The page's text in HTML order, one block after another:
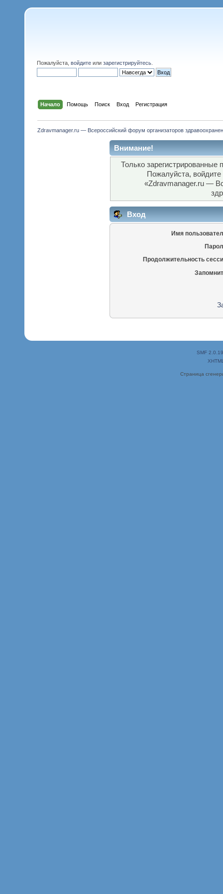
Пожалуйста, войдите или зарегистрируйтесь
Начало Помощь Поиск Вход Регистрация
Zdravmanager.ru — Всероссийский форум организаторов
Внимание!
Только зарегистрированные
Пожалуйста,
«Zdravmanager.ru —
Вход
Имя
Продолжительность
SMF 2.0.19
Страница